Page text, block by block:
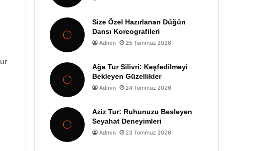
Size Özel Hazırlanan Düğün
Dansı Koreografileri
Admin 25 Temmuz 2026
Ağa Tur Silivri: Keşfedilmeyi
Bekleyen Güzellikler
Admin 24 Temmuz 2026
Aziz Tur: Ruhunuzu Besleyen
Seyahat Deneyimleri
Admin 23 Temmuz 2026